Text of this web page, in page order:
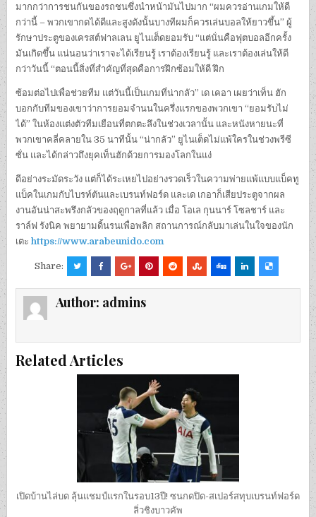
มากกว่าการชนกันของรถชนซึ่งนําหน้ามันไปมาก “ผมควรอ่านเกมให้ดี
กว่านี้ – พวกเขากดได้ดีและสูงดังนั้นบางทีผมก็ควรเล่นบอลให้ยาวขึ้น” ผู้
รักษาประตูของเครสต์ฟาลเลน ยูไนเต็ดยอมรับ “แต่นั่นคือฟุตบอลอีกครั้ง
มันเกิดขึ้น แน่นอนว่าเราจะได้เรียนรู้ เราต้องเรียนรู้ และเราต้องเล่นให้ดี
กว่าวันนี้ “ตอนนี้สิ่งที่สําคัญที่สุดคือการฝึกซ้อมให้ดี ฝึก
ซ้อมต่อไปเพื่อช่วยทีม แต่วันนี้เป็นเกมที่น่ากลัว” เด เคอา เผยว่าเท็น ฮัก
บอกกับทีมของเขาว่าการยอมจํานนในครึ่งแรกของพวกเขา “ยอมรับไม่
ได้” ในห้องแต่งตัวทีมเยือนที่ตกตะลึงในช่วงเวลานั้น และหนังหายนะที่
พวกเขาคลี่คลายใน 35 นาทีนั้น “น่ากลัว” ยูไนเต็ดไม่แพ้ใครในช่วงพรีซี
ซั่น และได้กล่าวถึงยุคเท็นฮักด้วยการมองโลกในแง่
ดีอย่างระมัดระวัง แต่ก็ได้ระเหยไปอย่างรวดเร็วในความพ่ายแพ้แบบแบ็คทู
แบ็คในเกมกับไบรท์ตันและเบรนท์ฟอร์ด และเด เกอาก็เสียประตูจากผล
งานอันน่าสะพรึงกลัวของฤดูกาลที่แล้ว เมื่อ โอเล กุนนาร์ โซลชาร์ และ
ราล์ฟ รังนิค พยายามดิ้นรนเพื่อพลิก สถานการณ์กลับมาเล่นในใจของนัก
เตะhttps://www.arabeunido.com
Share:
Author: admins
Related Articles
เปิดบ้านไล่บด ลุ้นแชมป์แรกในรอบ13ปี! ซนกดปิด-สเปอร์สทุบเบรนท์ฟอร์ด
ลิ่วชิงบาวคัพ